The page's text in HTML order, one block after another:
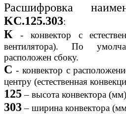
Расшифровка
KC.125.303:
К
- конвектор с
вентилятора). По
расположен сбоку.
C - конвектор с
центру (естественная
125– высота конвектора
303– ширина конвектора